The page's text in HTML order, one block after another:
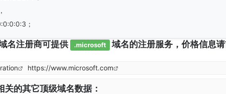
；
名注册商可提供 .microsoft 域名的注册服务，价格信息
https://www.microsoft.com
的其它顶级域名数据：